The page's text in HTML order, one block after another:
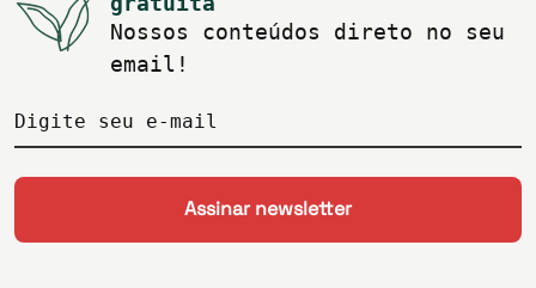
Nossos conteúdos direto no seu
email!
Digite seu e-mail